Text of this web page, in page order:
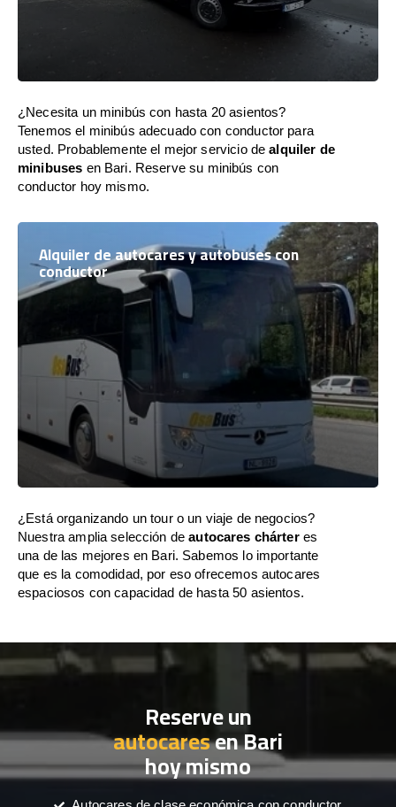
¿Necesita un minibús con hasta 20 asientos?
Tenemos el minibús adecuado con conductor para
usted. Probablemente el mejor servicio dealquiler de
minibuses en Bari. Reserve su minibús con
conductor hoy mismo.
Alquiler de autocares y autobuses con
conductor
¿Está organizando un tour o un viaje de negocios?
Nuestra amplia selección deautocares chárteres
una de las mejores en Bari. Sabemos lo importante
que es la comodidad, por eso ofrecemos autocares
espaciosos con capacidad de hasta 50 asientos.
Reserve un
autocaresen Bari
hoy mismo